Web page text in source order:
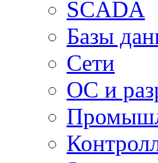
SCADA
Базы
Сети
ОС и